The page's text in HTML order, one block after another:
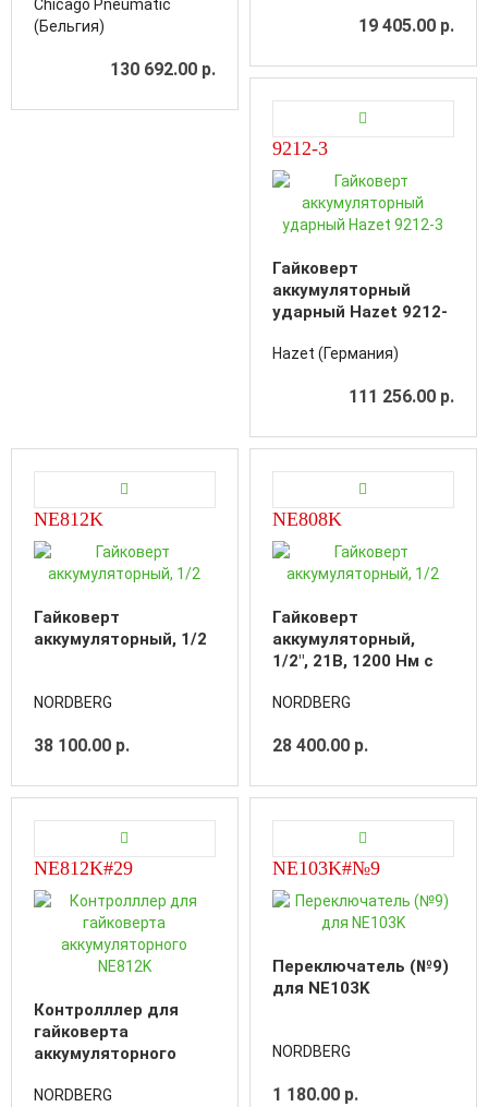
(комплект)
Chicago Pneumatic
(Бельгия)
130 692.00 р.
19 405.00 р.
9212-3
Гайковерт
аккумуляторный
ударный Hazet 9212-
Hazet (Германия)
111 256.00 р.
NE812K
Гайковерт
аккумуляторный, 1/2
NORDBERG
38 100.00 р.
NE808K
Гайковерт
аккумуляторный,
1/2", 21В, 1200 Нм с
уст-вом 1,8A, в кейсе
NORDBERG
28 400.00 р.
NE812K#29
Контролллер для
гайковерта
аккумуляторного
NORDBERG
NE103K#№9
Переключатель (№9)
для NE103K
NORDBERG
1 180.00 р.